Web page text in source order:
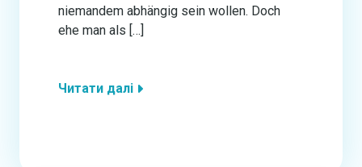
niemandem abhängig sein wollen. Doch
ehe man als […]
Читати далі